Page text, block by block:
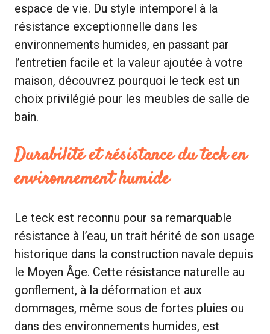
espace de vie. Du style intemporel à la
résistance exceptionnelle dans les
environnements humides, en passant par
l’entretien facile et la valeur ajoutée à votre
maison, découvrez pourquoi le teck est un
choix privilégié pour les meubles de salle de
bain.
Durabilité et résistance du teck en
environnement humide
Le teck est reconnu pour sa remarquable
résistance à l’eau, un trait hérité de son usage
historique dans la construction navale depuis
le Moyen Âge. Cette résistance naturelle au
gonflement, à la déformation et aux
dommages, même sous de fortes pluies ou
dans des environnements humides, est